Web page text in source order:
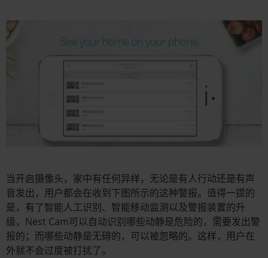
当开启摄像头，家中有任何异样，无论是有人行动还是有声
音发出，用户都会在收到下图所示的这种警报。值得一提的
是，有了智能人工识别、智能移动监测以及警报装置的升
级，Nest Cam可以自动识别哪些动静是危险的，需要发出警
报的；而哪些动静是无碍的，可以被忽略的。这样，用户在
外就不会过度被打扰了。